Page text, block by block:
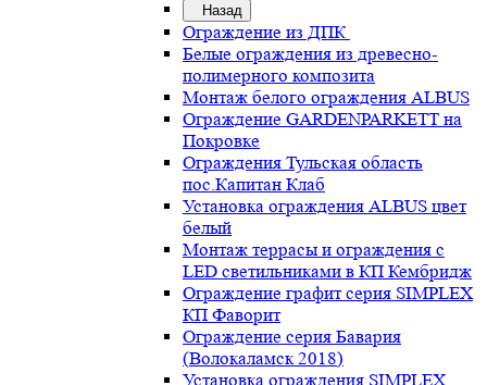
Назад
Ограждение из ДПК
Белые ограждения из древесно-
полимерного композита
Монтаж белого ограждения ALBUS
Ограждение GARDENPARKETT на
Покровке
Ограждения Тульская область
пос.Капитан Клаб
Установка ограждения ALBUS цвет
белый
Монтаж террасы и ограждения с
LED светильниками в КП Кембридж
Ограждение графит серия SIMPLEX
КП Фаворит
Ограждение серия Бавария
(Волокаламск 2018)
Установка ограждения SIMPLEX